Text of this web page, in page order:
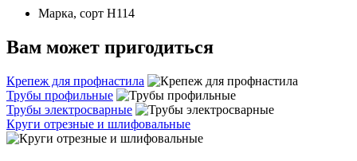
Марка, сорт Н114
Вам может пригодиться
Крепеж для профнастила
Трубы профильные
Трубы электросварные
Круги отрезные и шлифовальные